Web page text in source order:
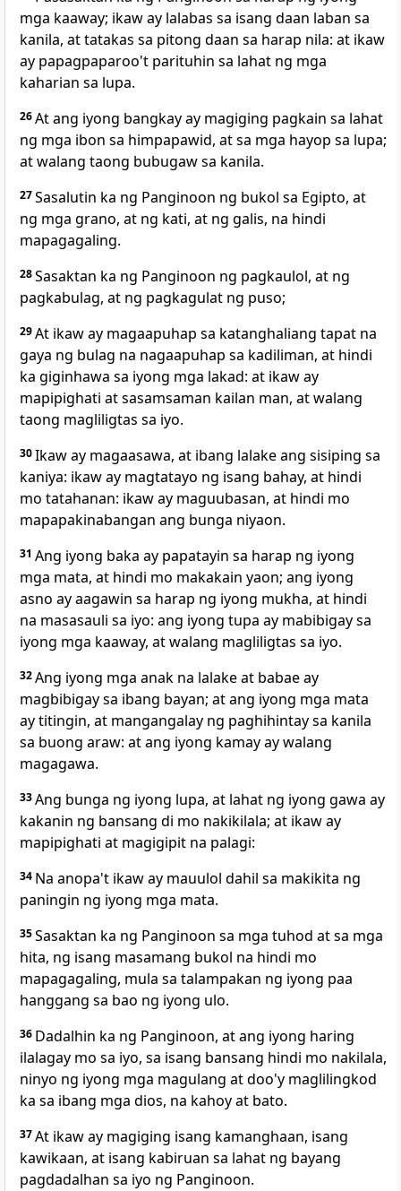
mga kaaway; ikaw ay lalabas sa isang daan laban sa
kanila, at tatakas sa pitong daan sa harap nila: at ikaw
ay papagpaparoo't parituhin sa lahat ng mga
kaharian sa lupa.
26At ang iyong bangkay ay magiging pagkain sa lahat
ng mga ibon sa himpapawid, at sa mga hayop sa lupa;
at walang taong bubugaw sa kanila.
27Sasalutin ka ng Panginoon ng bukol sa Egipto, at
ng mga grano, at ng kati, at ng galis, na hindi
mapagagaling.
28Sasaktan ka ng Panginoon ng pagkaulol, at ng
pagkabulag, at ng pagkagulat ng puso;
29At ikaw ay magaapuhap sa katanghaliang tapat na
gaya ng bulag na nagaapuhap sa kadiliman, at hindi
ka giginhawa sa iyong mga lakad: at ikaw ay
mapipighati at sasamsaman kailan man, at walang
taong magliligtas sa iyo.
30Ikaw ay magaasawa, at ibang lalake ang sisiping sa
kaniya: ikaw ay magtatayo ng isang bahay, at hindi
mo tatahanan: ikaw ay maguubasan, at hindi mo
mapapakinabangan ang bunga niyaon.
31 Ang iyong baka ay papatayin sa harap ng iyong
mga mata, at hindi mo makakain yaon; ang iyong
asno ay aagawin sa harap ng iyong mukha, at hindi
na masasauli sa iyo: ang iyong tupa ay mabibigay sa
iyong mga kaaway, at walang magliligtas sa iyo.
32Ang iyong mga anak na lalake at babae ay
magbibigay sa ibang bayan; at ang iyong mga mata
ay titingin, at mangangalay ng paghihintay sa kanila
sa buong araw: at ang iyong kamay ay walang
magagawa.
33Ang bunga ng iyong lupa, at lahat ng iyong gawa ay
kakanin ng bansang di mo nakikilala; at ikaw ay
mapipighati at magigipit na palagi:
34 Na anopa't ikaw ay mauulol dahil sa makikita ng
paningin ng iyong mga mata.
35Sasaktan ka ng Panginoon sa mga tuhod at sa mga
hita, ng isang masamang bukol na hindi mo
mapagagaling, mula sa talampakan ng iyong paa
hanggang sa bao ng iyong ulo.
36 Dadalhin ka ng Panginoon, at ang iyong haring
ilalagay mo sa iyo, sa isang bansang hindi mo nakilala,
ninyo ng iyong mga magulang at doo'y maglilingkod
ka sa ibang mga dios, na kahoy at bato.
37At ikaw ay magiging isang kamanghaan, isang
kawikaan, at isang kabiruan sa lahat ng bayang
pagdadalhan sa iyo ng Panginoon.